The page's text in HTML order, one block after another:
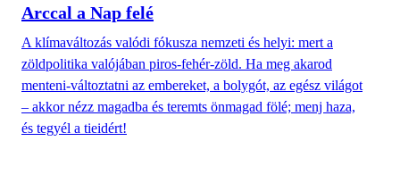
Arccal a Nap felé
A klímaváltozás valódi fókusza nemzeti és helyi: mert a
zöldpolitika valójában piros-fehér-zöld. Ha meg akarod
menteni-változtatni az embereket, a bolygót, az egész világot
– akkor nézz magadba és teremts önmagad fölé; menj haza,
és tegyél a tieidért!